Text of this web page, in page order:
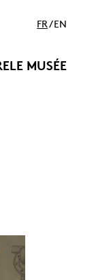
FR EN
LE MUSÉE